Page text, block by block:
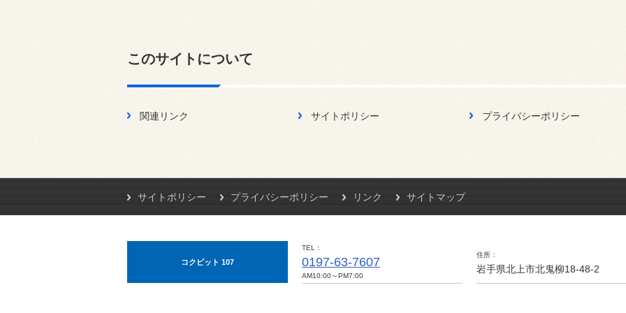
このサイトについて
関連リンク サイトポリシー プライバシーポリシー
サイトポリシー プライバシーポリシー リンク サイトマップ
コクピット 107
TEL
0197-63-7607
AM10:00～PM7:00
住所
岩手県北上市北鬼柳18-48-2